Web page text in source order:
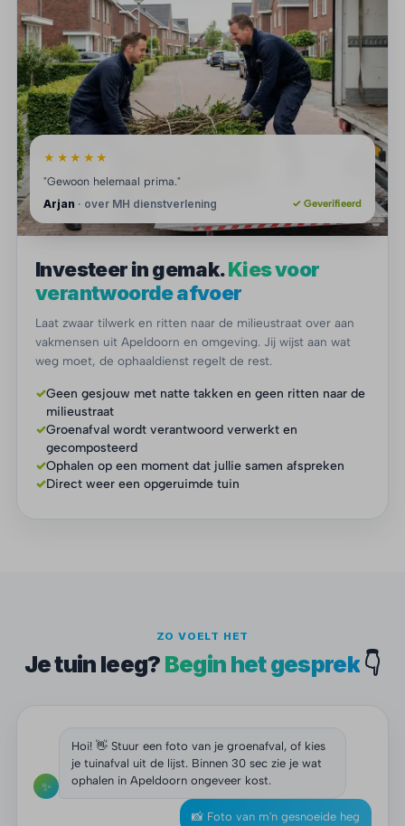
★★★★★
"Gewoon helemaal prima."
Arjan · over MH dienstverlening ✓ Geverifieerd
Investeer in gemak.Kies voor
verantwoorde afvoer
Laat zwaar tilwerk en ritten naar de milieustraat over aan
vakmensen uit Apeldoorn en omgeving. Jij wijst aan wat
weg moet, de ophaaldienst regelt de rest.
✓Geen gesjouw met natte takken en geen ritten naar de
milieustraat
✓Groenafval wordt verantwoord verwerkt en
gecomposteerd
✓Ophalen op een moment dat jullie samen afspreken
✓Direct weer een opgeruimde tuin
ZO VOELT HET
Je tuin leeg? Begin het gesprek👇
✨
Hoi! 👋 Stuur een foto van je groenafval, of kies
je tuinafval uit de lijst. Binnen 30 sec zie je wat
ophalen in Apeldoorn ongeveer kost.
📸 Foto van m'n gesnoeide heg